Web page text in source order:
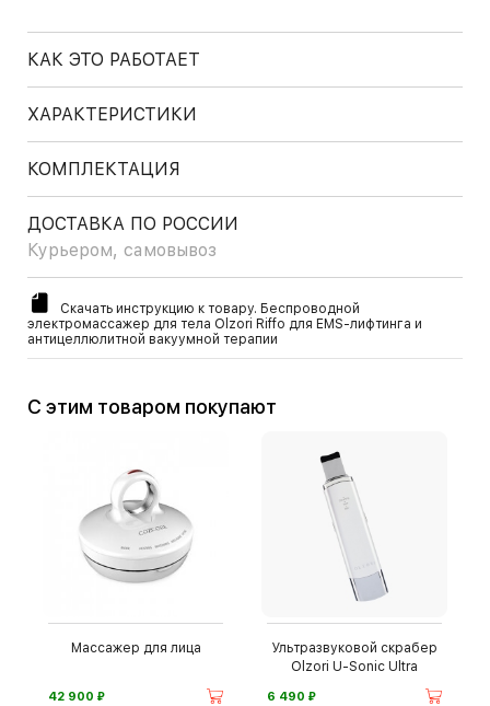
КАК ЭТО РАБОТАЕТ
ХАРАКТЕРИСТИКИ
КОМПЛЕКТАЦИЯ
ДОСТАВКА ПО РОССИИ
Курьером, самовывоз
Скачать инструкцию к товару. Беспроводной
электромассажер для тела Olzori Riffo для EMS-лифтинга и
антицеллюлитной вакуумной терапии
С этим товаром покупают
Массажер для лица
42 900 ⃏
Ультразвуковой скрабер
Olzori U-Sonic Ultra
6 490 ⃏